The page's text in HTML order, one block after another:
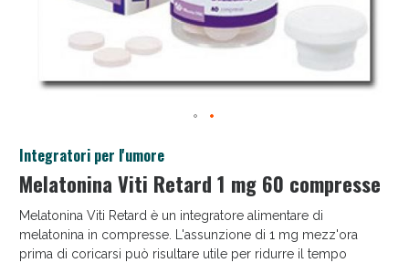
Integratori per l'umore
Melatonina Viti Retard 1 mg 60 compresse
Melatonina Viti Retard è un integratore alimentare di
melatonina in compresse. L'assunzione di 1 mg mezz'ora
prima di coricarsi può risultare utile per ridurre il tempo
Anticellulite e Fanghi: Sconto fino al 40% valido